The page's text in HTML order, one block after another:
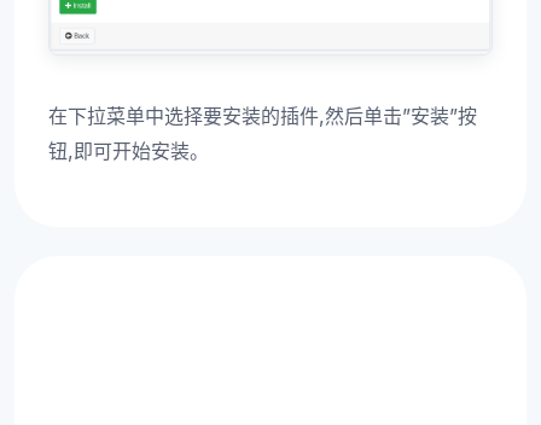
在下拉菜单中选择要安装的插件,然后单击”安装”按
钮,即可开始安装。